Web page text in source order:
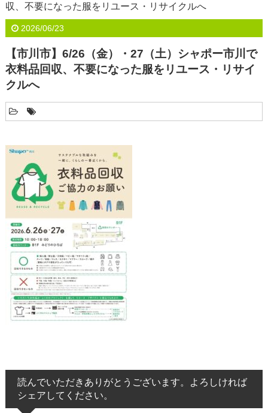
収、不要になった服をリユース・リサイクルへ
2026/06/23
【市川市】6/26（金）・27（土）シャポー市川で
衣料品回収、不要になった服をリユース・リサイ
クルへ
読んでいただきありがとうございます。よろしければ
シェアしてください。